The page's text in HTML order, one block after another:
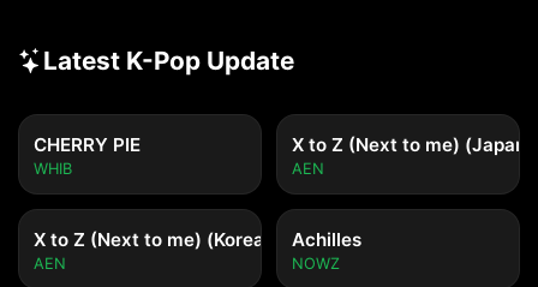
Latest K-Pop Update
CHERRY PIE
WHIB
X to Z (Next to me)
AEN
X to Z (Next to me) (Korean ver.)
AEN
Achilles
NOWZ